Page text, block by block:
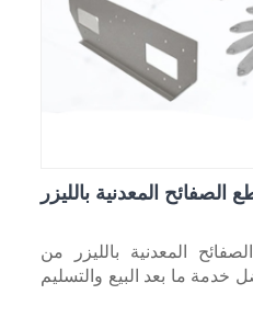
الصفائح المعدنية بالليزر
المعدنية بالليزر من
ما بعد البيع والتسليم